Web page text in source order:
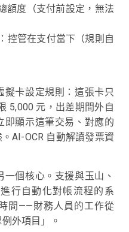
額度（支付前設定，無法
控管在支付當下（規則自
擬卡設定規則：這張卡只
5,000 元，出差期間外自
即顯示這筆交易、對應的
AI-OCR 自動解讀發票資
個核心。支援與玉山、
行自動化對帳流程的系
間——財務人員的工作從
外項目」。